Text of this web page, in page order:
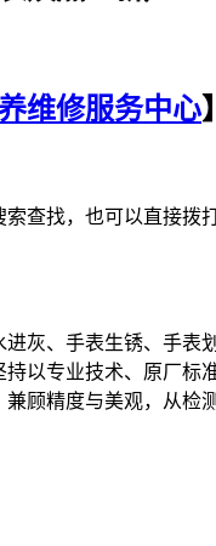
维修服务中心
找，也可以直接拨
灰、手表生锈、手
以专业技术、原厂
顾精度与美观，从检